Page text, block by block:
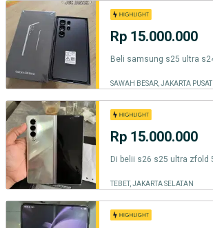
Rp 15.000.000
SAWAH BESAR, JAKARTA PUSAT
Rp 15.000.000
TEBET, JAKARTA SELATAN